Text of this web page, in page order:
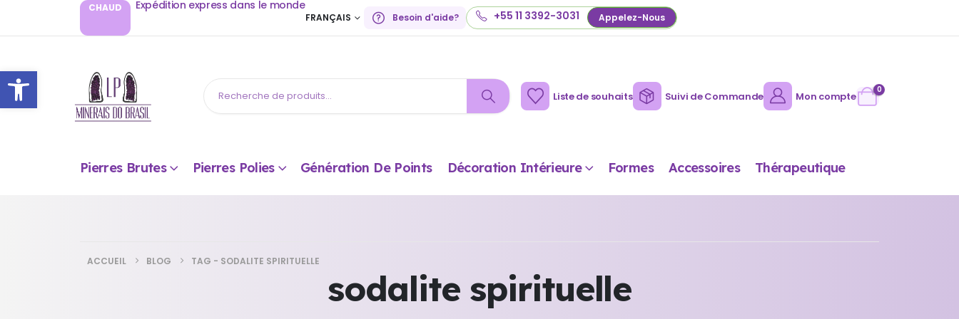
Ouvrir la barre d’outils
CHAUD Expédition express dans le monde
FRANÇAIS Besoin d'aide? +55 11 3392-3031 Appelez-Nous
Liste de souhaits Suivi de Commande Mon compte
0
Pierres Brutes Pierres Polies Génération De Points Décoration Intérieure Formes Accessoires Thérapeutique
ACCUEIL BLOG TAG - SODALITE SPIRITUELLE
sodalite spirituelle